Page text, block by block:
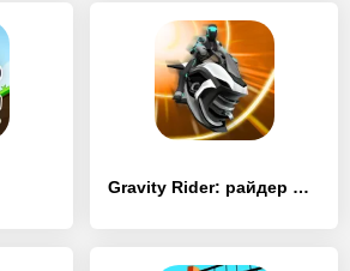
Gravity Rider: райдер мото